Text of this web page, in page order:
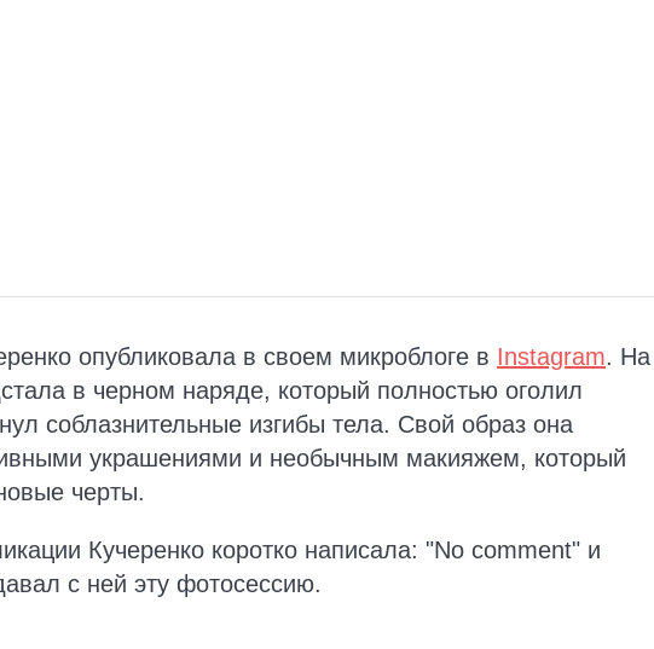
опубликовала в своем микроблоге в Instagram. На
в черном наряде, который полностью оголил
соблазнительные изгибы тела. Свой образ она
украшениями и необычным макияжем, который
черты.
Кучеренко коротко написала: "No comment" и
с ней эту фотосессию.